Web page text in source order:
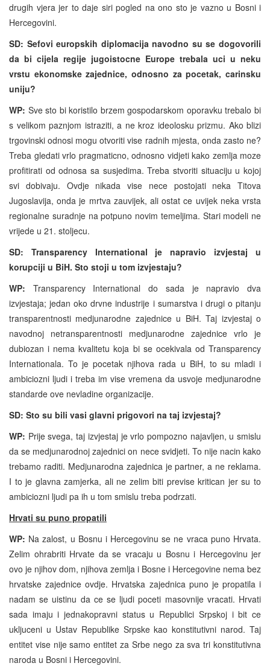
drugih vjera jer to daje siri pogled na ono sto je vazno u Bosni i
Hercegovini.
SD: Sefovi europskih diplomacija navodno su se dogovorili
da bi cijela regije jugoistocne Europe trebala uci u neku
vrstu ekonomske zajednice, odnosno za pocetak, carinsku
uniju?
WP: Sve sto bi koristilo brzem gospodarskom oporavku trebalo bi
s velikom paznjom istraziti, a ne kroz ideolosku prizmu. Ako blizi
trgovinski odnosi mogu otvoriti vise radnih mjesta, onda zasto ne?
Treba gledati vrlo pragmaticno, odnosno vidjeti kako zemlja moze
profitirati od odnosa sa susjedima. Treba stvoriti situaciju u kojoj
svi dobivaju. Ovdje nikada vise nece postojati neka Titova
Jugoslavija, onda je mrtva zauvijek, ali ostat ce uvijek neka vrsta
regionalne suradnje na potpuno novim temeljima. Stari modeli ne
vrijede u 21. stoljecu.
SD: Transparency International je napravio izvjestaj u
korupciji u BiH. Sto stoji u tom izvjestaju?
WP: Transparency International do sada je napravio dva
izvjestaja; jedan oko drvne industrije i sumarstva i drugi o pitanju
transparentnosti medjunarodne zajednice u BiH. Taj izvjestaj o
navodnoj netransparentnosti medjunarodne zajednice vrlo je
dubiozan i nema kvalitetu koja bi se ocekivala od Transparency
Internationala. To je pocetak njihova rada u BiH, to su mladi i
ambiciozni ljudi i treba im vise vremena da usvoje medjunarodne
standarde ove nevladine organizacije.
SD: Sto su bili vasi glavni prigovori na taj izvjestaj?
WP: Prije svega, taj izvjestaj je vrlo pompozno najavljen, u smislu
da se medjunarodnoj zajednici on nece svidjeti. To nije nacin kako
trebamo raditi. Medjunarodna zajednica je partner, a ne reklama.
I to je glavna zamjerka, ali ne zelim biti previse kritican jer su to
ambiciozni ljudi pa ih u tom smislu treba podrzati.
Hrvati su puno propatili
WP: Na zalost, u Bosnu i Hercegovinu se ne vraca puno Hrvata.
Zelim ohrabriti Hrvate da se vracaju u Bosnu i Hercegovinu jer
ovo je njihov dom, njihova zemlja i Bosne i Hercegovine nema bez
hrvatske zajednice ovdje. Hrvatska zajednica puno je propatila i
nadam se uistinu da ce se ljudi poceti masovnije vracati. Hrvati
sada imaju i jednakopravni status u Republici Srpskoj i bit ce
ukljuceni u Ustav Republike Srpske kao konstitutivni narod. Taj
entitet vise nije samo entitet za Srbe nego za sva tri konstitutivna
naroda u Bosni i Hercegovini.